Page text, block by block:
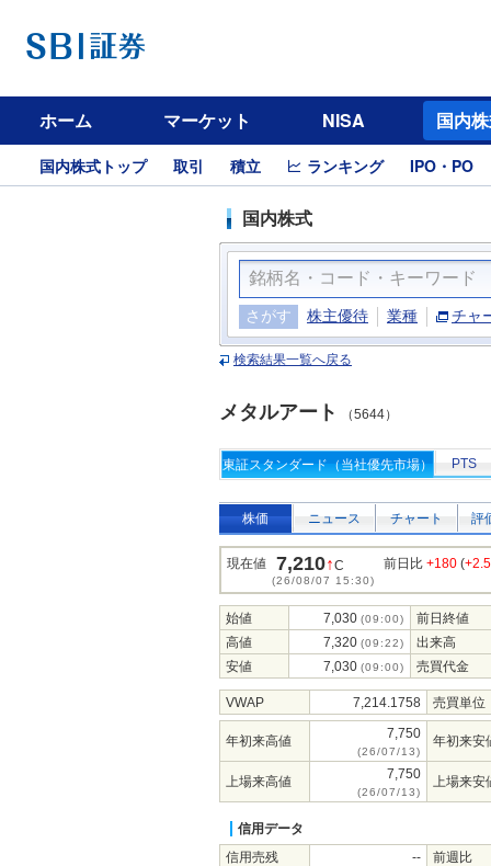
ホーム マーケット NISA 国内
国内株式トップ 取引 積立 ランキング IPO・PO
国内株式
さがす 株主優待 業種 チャ
検索結果一覧へ戻る
メタルアート （5644）
東証スタンダード（当社優先市場） PTS
株価 ニュース チャート 評
現在値 7,210↑C
(26/08/07 15:30)
前日比 +180 (
始値 7,030 (09:00)
前日終値
高値
7,320 (09:22)
出来高
安値
7,030 (09:00) 売買代金
VWAP 7,214.1758 売買単位
年初来高値 7,750
(26/07/13)
年初来安
上場来高値 7,750
(26/07/13)
上場来安
信用データ
信用売残
--
前週比